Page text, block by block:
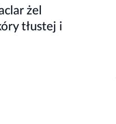
żel
tłustej i